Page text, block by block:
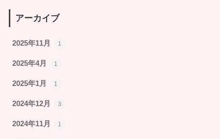
アーカイブ
2025年11月 1
2025年4月 1
2025年1月 1
2024年12月 3
2024年11月 1